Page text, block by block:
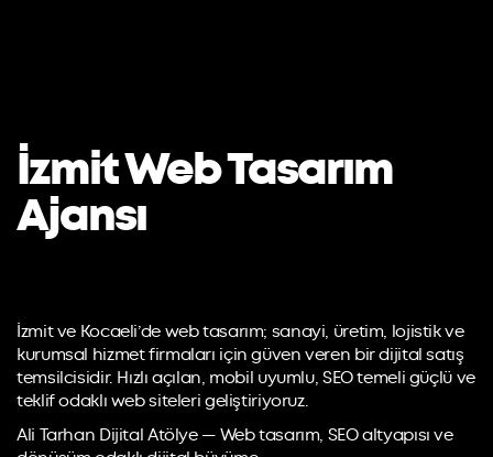
İzmit Web Tasarım
Ajansı
İzmit ve Kocaeli’de web tasarım; sanayi, üretim, lojistik ve
kurumsal hizmet firmaları için güven veren bir dijital satış
temsilcisidir. Hızlı açılan, mobil uyumlu, SEO temeli güçlü ve
teklif odaklı web siteleri geliştiriyoruz.
Ali Tarhan Dijital Atölye — Web tasarım, SEO altyapısı ve